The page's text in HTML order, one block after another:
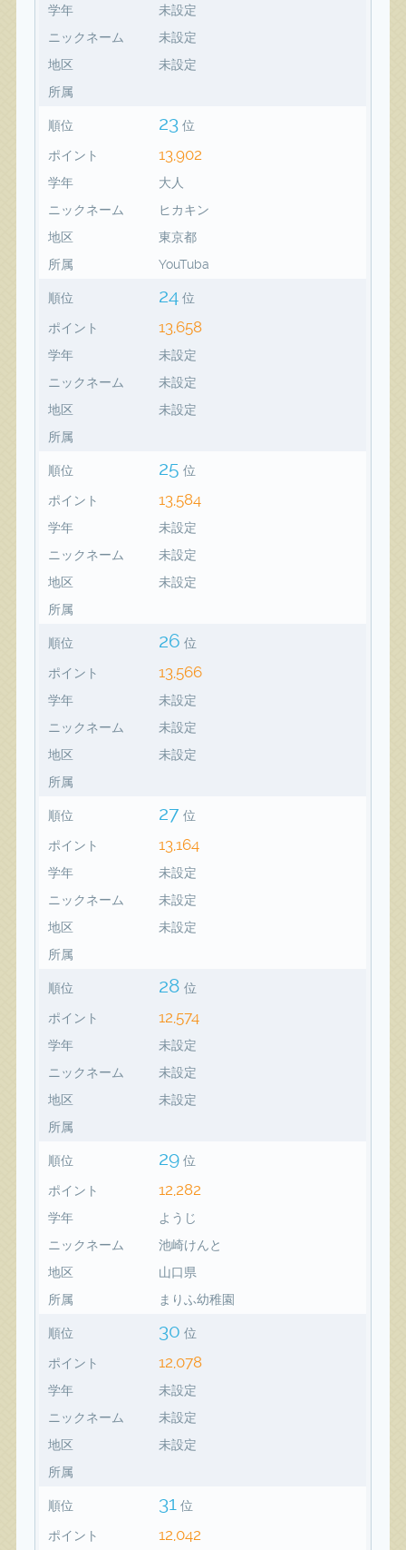
学年
未設定
ニックネーム
未設定
地区
未設定
所属
順位 23 位
ポイント 13,902
学年
大人
ニックネーム
ヒカキン
地区
東京都
所属
YouTuba
順位 24 位
ポイント 13,658
学年
未設定
ニックネーム
未設定
地区
未設定
所属
順位 25 位
ポイント 13,584
学年
未設定
ニックネーム
未設定
地区
未設定
所属
順位 26 位
ポイント 13,566
学年
未設定
ニックネーム
未設定
地区
未設定
所属
順位 27 位
ポイント 13,164
学年
未設定
ニックネーム
未設定
地区
未設定
所属
順位 28 位
ポイント 12,574
学年
未設定
ニックネーム
未設定
地区
未設定
所属
順位 29 位
ポイント 12,282
学年
ようじ
ニックネーム
池崎けんと
地区
山口県
所属
まりふ幼稚園
順位 30 位
ポイント 12,078
学年
未設定
ニックネーム
未設定
地区
未設定
所属
順位 31 位
ポイント 12,042